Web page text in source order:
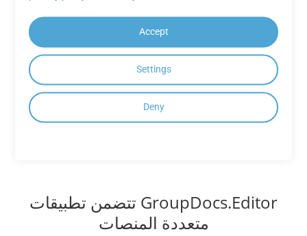
واجهة برمجة تطبيقات تحرير المستندات لـ Microsoft Office
تطبيقاتك المستندة إلى Java.
عرض جميع واجهات برمجة التطبيقات المحلية
تتضمن تطبيقات GroupDocs.Editor
متعددة المنصات
Accept
Settings
Deny